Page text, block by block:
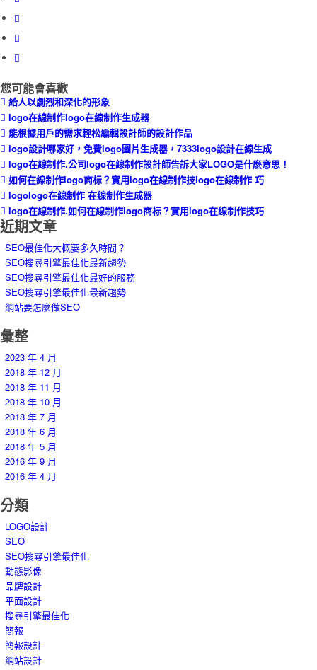
您可能會喜歡
給人以劇烈和深化的形象
logo在線制作logo在線制作生成器
能根據用戶的需求輕松編輯設計師的設計作品
logo設計哪家好，免費logo圖片生成器，7333logo設計在線生成
logo在線制作.公司logo在線制作設計師告訴大家LOGO是什麽意思！
如何在線制作logo商标？實用logo在線制作技logo在線制作 巧
logologo在線制作 在線制作生成器
logo在線制作.如何在線制作logo商标？實用logo在線制作技巧
近期文章
SEO最佳化大概要多久時間？
SEO搜尋引擎最佳化最新趨勢
SEO搜尋引擎最佳化最好的服務
SEO搜尋引擎最佳化最新趨勢
網站要怎麼做SEO
彙整
2023 年 4 月
2018 年 12 月
2018 年 11 月
2018 年 10 月
2018 年 7 月
2018 年 6 月
2018 年 5 月
2016 年 9 月
2016 年 4 月
分類
LOGO設計
SEO
SEO搜尋引擎最佳化
動態影像
品牌設計
平面設計
搜尋引擎最佳化
簡報
簡報設計
網站設計